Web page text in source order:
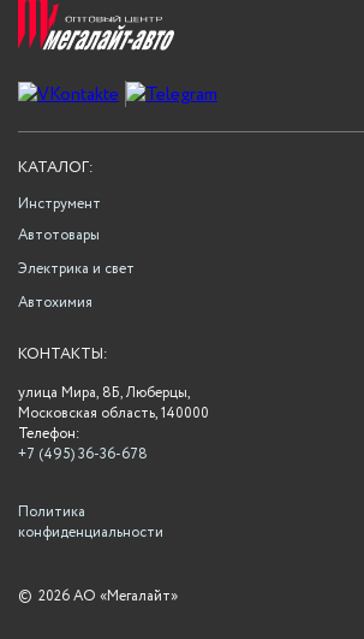
КАТАЛОГ:
Инструмент
Автотовары
Электрика и свет
Автохимия
КОНТАКТЫ:
улица Мира, 8Б, Люберцы,
Московская область, 140000
Телефон:
+7 (495) 36-36-678
Политика
конфиденциальности
© 2026 АО «Мегалайт»